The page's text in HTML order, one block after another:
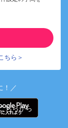
ちら＞
！／
ちらから